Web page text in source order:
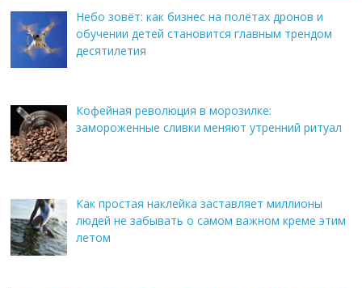
Небо зовёт: как бизнес на полётах дронов и
обучении детей становится главным трендом
десятилетия
Кофейная революция в морозилке:
замороженные сливки меняют утренний ритуал
Как простая наклейка заставляет миллионы
людей не забывать о самом важном креме этим
летом